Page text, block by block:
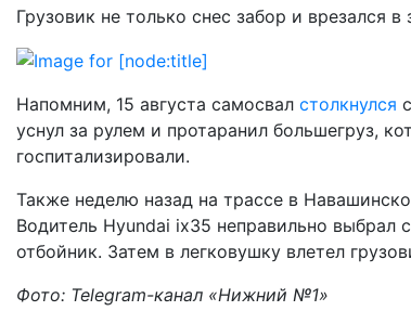
Грузовик не только снес забор и врезался
Напомним, 15 августа самосвал столкнулся
уснул за рулем и протаранил большегруз,
госпитализировали.
Также неделю назад на трассе в
Водитель Hyundai ix35 неправильно выбрал
отбойник. Затем в легковушку влетел
Фото: Telegram-канал «Нижний №1»